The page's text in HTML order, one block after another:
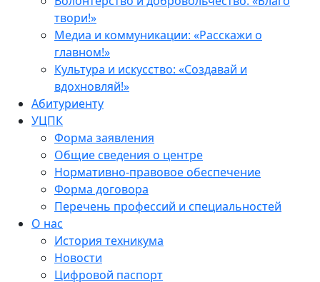
твори!»
Медиа и коммуникации: «Расскажи о
главном!»
Культура и искусство: «Создавай и
вдохновляй!»
Абитуриенту
УЦПК
Форма заявления
Общие сведения о центре
Нормативно-правовое обеспечение
Форма договора
Перечень профессий и специальностей
О нас
История техникума
Новости
Цифровой паспорт